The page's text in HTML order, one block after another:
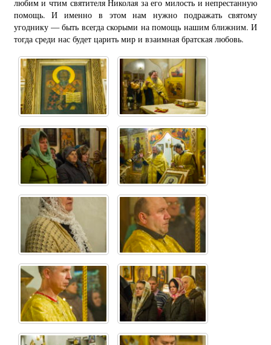
любим и чтим святителя Николая за его милость и непрестанную
помощь. И именно в этом нам нужно подражать святому
угоднику — быть всегда скорыми на помощь нашим ближним. И
тогда среди нас будет царить мир и взаимная братская любовь.